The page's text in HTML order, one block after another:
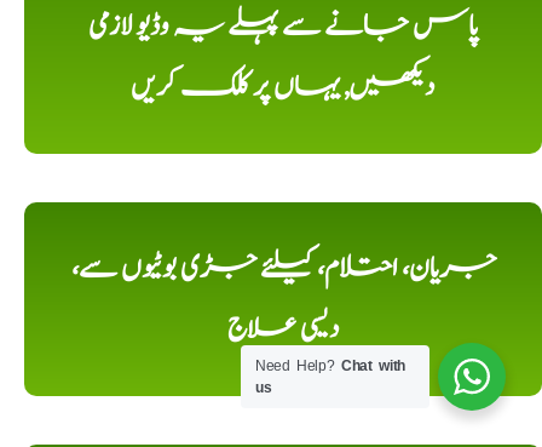
پاس جانے سے پہلے یہ وڈیو لازمی
دیکھیں, یہاں پر کلک کریں
جریان، احتلام، کیلئے جڑی بوٹیوں سے،
دیسی علاج
Need Help?Chat with
us